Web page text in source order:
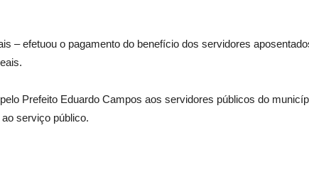
– efetuou o pagamento do benefício dos servidores
Prefeito Eduardo Campos aos servidores públicos do
serviço público.